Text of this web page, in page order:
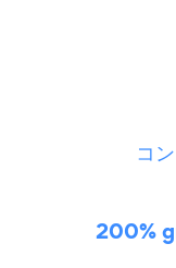
コ
200%